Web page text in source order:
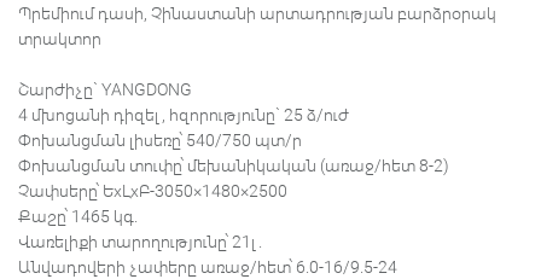
Պրեմիում դասի, Չինաստանի արտադրության բարձրօրակ
տրակտոր
Շարժիչը` YANGDONG
4 մխոցանի դիզել, հզորությունը` 25 ձ/ուժ
Փոխանցման լիսեռը՝ 540/750 պտ/ր
Փոխանցման տուփը՝ մեխանիկական (առաջ/հետ 8-2)
Չափսերը՝ ԵxԼxԲ-3050×1480×2500
Քաշը՝ 1465 կգ.
Վառելիքի տարողությունը՝ 21լ.
Անվադովերի չափերը առաջ/հետ՝ 6.0-16/9.5-24